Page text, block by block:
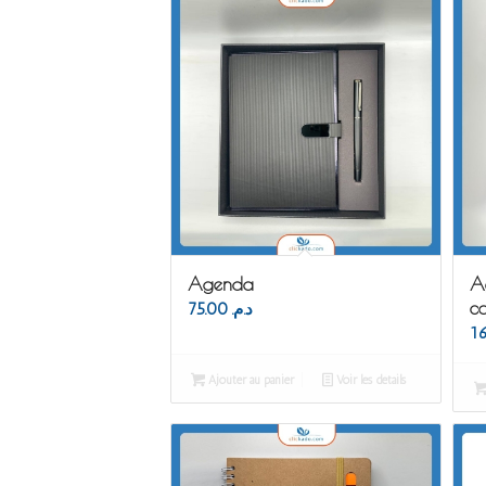
Agenda
د.م. 75.00
Ajouter au panier Voir les détails